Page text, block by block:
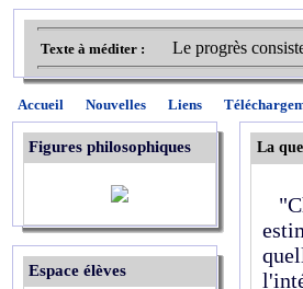
Texte à méditer : Le progrès
Accueil Nouvelles Liens
Figures philosophiques
Espace élèves
La